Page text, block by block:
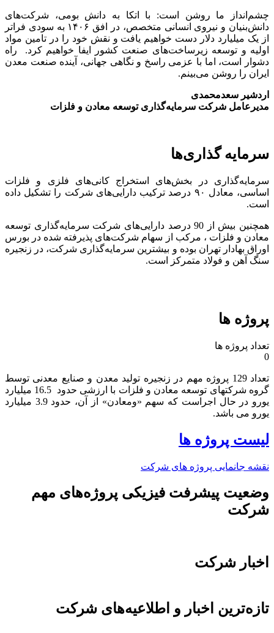
چشم‌انداز ما روشن است: با اتکا به دانش بومی، شرکت‌های
دانش‌بنیان و نیروی انسانی متخصص، در افق ۱۴۰۶ به سودی فراتر
از یک میلیارد دلار دست خواهیم یافت و نقش خود را در تامین مواد
اولیه و توسعه زیرساخت‌های صنعت کشور ایفا خواهیم کرد. راه
دشوار است، اما با عزمی راسخ و نگاهی جهانی، آینده صنعت معدن
ایران را روشن می‌بینم.
اردشیر سعدمحمدی
مدیرعامل شرکت سرمایه‌گذاری توسعه معادن و فلزات
سرمایه گذاری‌ها
سرمایه‌گذاری در بخش‌های استخراج کانی‌های فلزی و فلزات
اساسی، معادل ۹۰ درصد ترکیب دارایی‌های شرکت را تشکیل داده
است.
همچنین بیش از 90 درصد دارایی‌های شرکت سرمایه‌گذاری توسعه
معادن و فلزات ، مرکب از سهام شرکت‌های پذیرفته شده در بورس
اوراق بهادار تهران بوده و بیشترین سرمایه‌گذاری شرکت، در زنجیره
سنگ آهن و فولاد متمرکز است.
پروژه ها
تعداد پروژه ها
0
تعداد 129 پروژه مهم در زنجیره تولید معدن و صنایع معدنی توسط
گروه شرکتهای توسعه معادن و فلزات با ارزشی حدود 16.5 میلیارد
یورو در حال اجراست که سهم «ومعادن» از آن، حدود 3.9 میلیارد
یورو می باشد.​
لیست پروژه ها
نقشه جانمایی پروژه های شرکت
وضعیت پیشرفت فیزیکی پروژه‌های مهم
شرکت
اخبار شرکت
تازه‌ترین اخبار و اطلاعیه‌های شرکت